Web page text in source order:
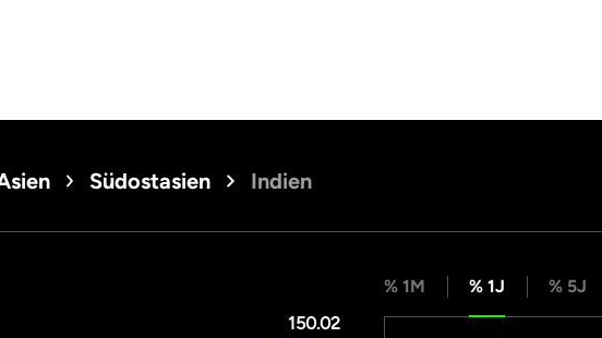
Südostasien Indien
150.02
% 1M % 1J
% 5J